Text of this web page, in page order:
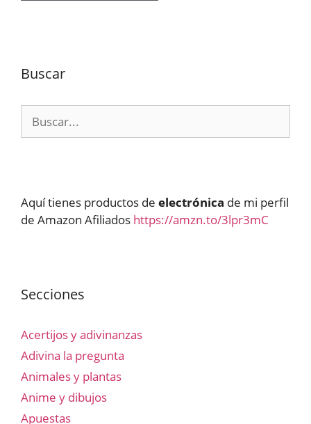
Buscar
Aquí tienes productos de electrónica de mi perfil
de Amazon Afiliados https://amzn.to/3lpr3mC
Secciones
Acertijos y adivinanzas
Adivina la pregunta
Animales y plantas
Anime y dibujos
Apuestas